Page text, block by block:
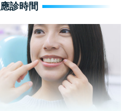
應診時間